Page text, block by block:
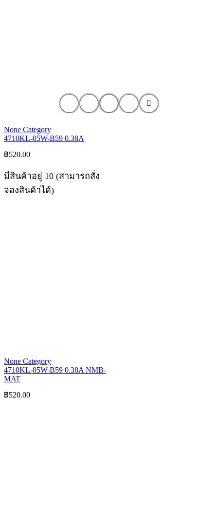
None Category
4710KL-05W-B59 0.38A
฿520.00
มีสินค้าอยู่ 10 (สามารถสั่ง
จองสินค้าได้)
None Category
4710KL-05W-B59 0.38A NMB-
MAT
฿520.00